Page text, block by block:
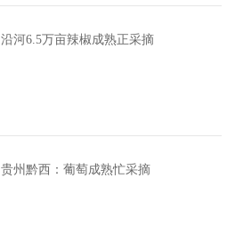
沿河6.5万亩辣椒成熟正采摘
贵州黔西：葡萄成熟忙采摘